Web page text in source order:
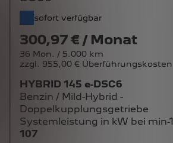
sofort verfügbar
300,97 € / Monat
36 Mon. / 5.000 km
zzgl. 955,00 € Überführungskosten
HYBRID 145 e-DSC6
Benzin / Mild-Hybrid -
Doppelkupplungsgetriebe
Systemleistung in kW bei min-1
107